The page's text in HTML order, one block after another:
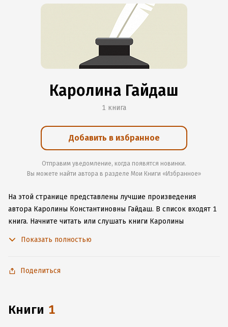
Каролина Гайдаш
1 книга
Добавить в избранное
Отправим уведомление, когда появятся новинки.
Вы можете найти автора в разделе Мои Книги «Избранное»
На этой странице представлены лучшие произведения
автора Каролины Константиновны Гайдаш. В список входят 1
книга. Начните читать или слушать книги Каролины
подключения к интернету.
Показать полностью
Поделиться
книги 1